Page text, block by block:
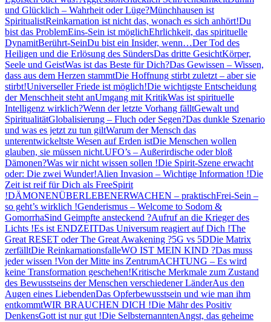
und Glücklich – Wahrheit oder Lüge?Münchhausen ist
SpiritualistReinkarnation ist nicht das, wonach es sich anhört!Du
bist das ProblemEins-Sein ist möglichEhrlichkeit, das spirituelle
DynamitBerührt-SeinDu bist ein Insider, wenn…Der Tod des
Heiligen und die Erlösung des SündersDas dritte GesichtKörper,
Seele und GeistWas ist das Beste für Dich?Das Gewissen – Wissen,
dass aus dem Herzen stammtDie Hoffnung stirbt zuletzt – aber sie
stirbt!Universeller Friede ist möglich!Die wichtigste Entscheidung
der Menschheit steht anUmgang mit KritikWas ist spirituelle
Intelligenz wirklich?Wenn der letzte Vorhang fälltGewalt und
SpiritualitätGlobalisierung – Fluch oder Segen?Das dunkle Szenario
und was es jetzt zu tun giltWarum der Mensch das
unterentwickeltste Wesen auf Erden istDie Menschen wollen
glauben, sie müssen nicht.UFO’s – Außerirdische oder bloß
Dämonen?Was wir nicht wissen sollen !Die Spirit-Szene erwacht
oder: Die zwei Wunder!Alien Invasion – Wichtige Information !Die
Zeit ist reif für Dich als FreeSpirit
!DÄMONENÜBERLEBENERWACHEN – praktischFrei-Sein –
so geht’s wirklich !Genderismus – Welcome to Sodom &
GomorrhaSind Geimpfte ansteckend ?Aufruf an die Krieger des
Lichts !Es ist ENDZEITDas Universum reagiert auf Dich !The
Great RESET oder The Great Awakening ?5G vs 5DDie Matrix
zerfälltDie ReinkarnationsfalleWO IST MEIN KIND ?Das muss
jeder wissen !Von der Mitte ins ZentrumACHTUNG – Es wird
keine Transformation geschehen!Kritische Merkmale zum Zustand
des Bewusstseins der Menschen verschiedener LänderAus den
Augen eines LiebendenDas Opferbewusstsein und wie man ihm
entkommtWIR BRAUCHEN DICH !Die Mähr des Positiv
DenkensGott ist nur gut !Die SelbsternanntenAngst, das geheime